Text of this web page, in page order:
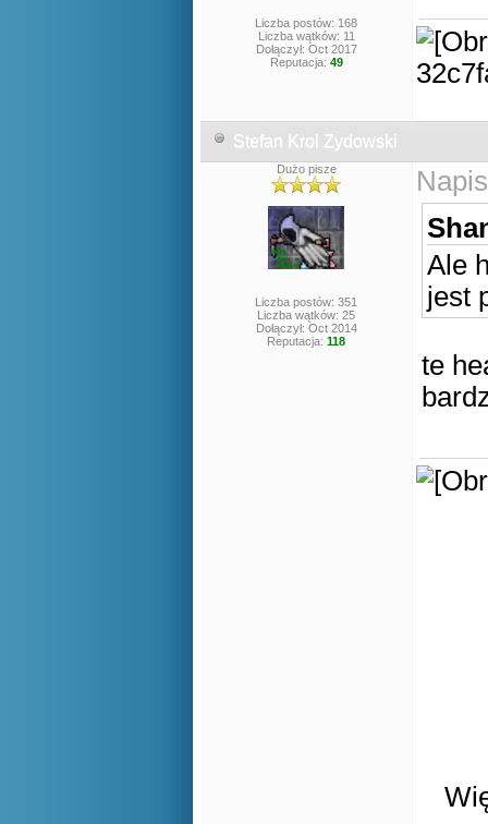
Liczba postów: 168
Liczba wątków: 11
Dołączył: Oct 2017
Reputacja: 49
Stefan Krol Zydowski
Dużo pisze
Liczba postów: 351
Liczba wątków: 25
Dołączył: Oct 2014
Reputacja: 118
Ale
jest
te